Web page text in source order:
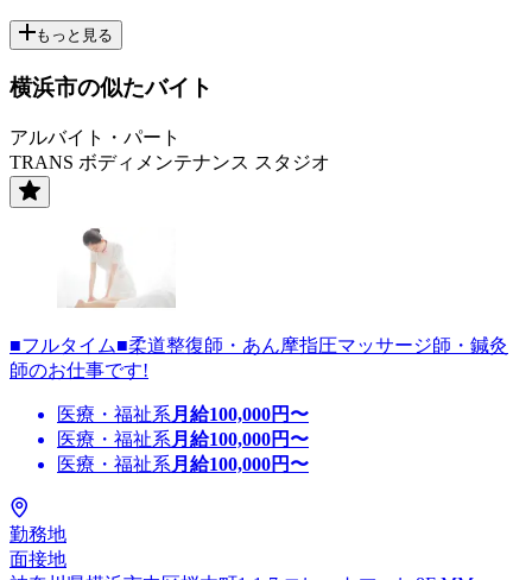
もっと見る
横浜市の似たバイト
アルバイト・パート
TRANS ボディメンテナンス スタジオ
■フルタイム■柔道整復師・あん摩指圧マッサージ師・鍼灸
師のお仕事です!
医療・福祉系 月給100,000円〜
医療・福祉系 月給100,000円〜
医療・福祉系 月給100,000円〜
勤務地
面接地